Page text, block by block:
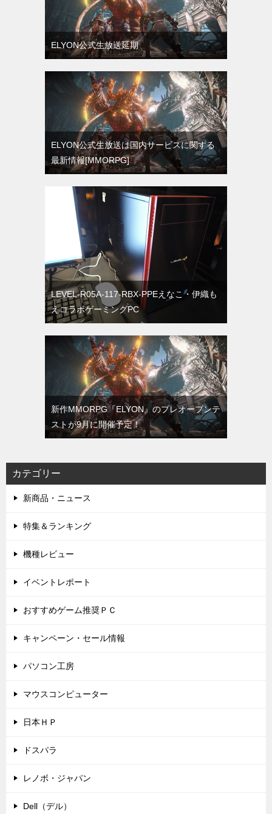
ELYON公式生放送延期
ELYON公式生放送は国内サービスに関する
最新情報[MMORPG]
LEVEL-R05A-117-RBX-PPEえなこ・伊織も
えコラボゲーミングPC
新作MMORPG『ELYON』のプレオープンテ
ストが9月に開催予定！
カテゴリー
新商品・ニュース
特集＆ランキング
機種レビュー
イベントレポート
おすすめゲーム推奨ＰＣ
キャンペーン・セール情報
パソコン工房
マウスコンピューター
日本ＨＰ
ドスパラ
レノボ・ジャパン
Dell（デル）